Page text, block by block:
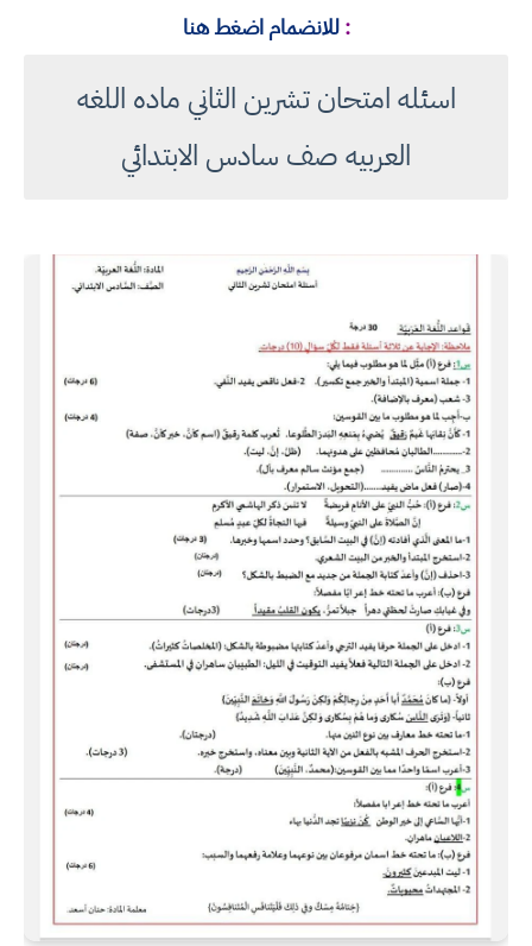
: للانضمام اضغط هنا
اسئله امتحان تشرين الثاني ماده اللغه
العربيه صف سادس الابتدائي